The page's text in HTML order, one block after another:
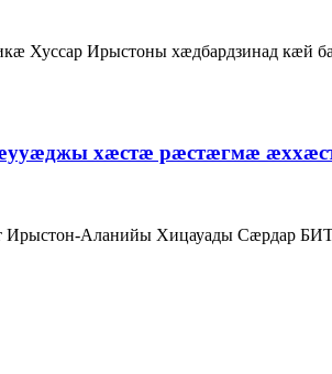
Хуссар Ирыстоны хæдбардзинад кæй
хæстæ рæстæгмæ
Аланийы Хицауады Сæрдар